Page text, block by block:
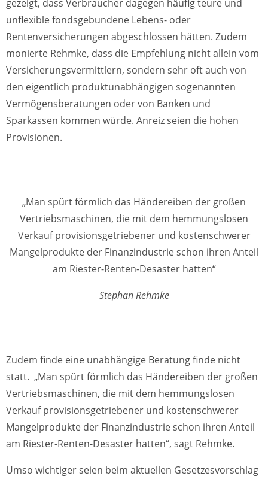
gezeigt, dass Verbraucher dagegen häufig teure und
unflexible fondsgebundene Lebens- oder
Rentenversicherungen abgeschlossen hätten. Zudem
monierte Rehmke, dass die Empfehlung nicht allein vom
Versicherungsvermittlern, sondern sehr oft auch von
den eigentlich produktunabhängigen sogenannten
Vermögensberatungen oder von Banken und
Sparkassen kommen würde. Anreiz seien die hohen
Provisionen.
„Man spürt förmlich das Händereiben der großen
Vertriebsmaschinen, die mit dem hemmungslosen
Verkauf provisionsgetriebener und kostenschwerer
Mangelprodukte der Finanzindustrie schon ihren Anteil
am Riester-Renten-Desaster hatten“
Stephan Rehmke
Zudem finde eine unabhängige Beratung finde nicht
statt. „Man spürt förmlich das Händereiben der großen
Vertriebsmaschinen, die mit dem hemmungslosen
Verkauf provisionsgetriebener und kostenschwerer
Mangelprodukte der Finanzindustrie schon ihren Anteil
am Riester-Renten-Desaster hatten“, sagt Rehmke.
Umso wichtiger seien beim aktuellen Gesetzesvorschlag